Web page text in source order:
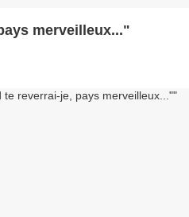
merveilleux..."